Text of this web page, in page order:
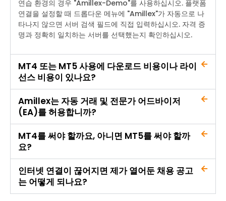
연습 환경의 경우 "Amillex-Demo"를 사용하십시오. 플랫폼
연결을 설정할 때 드롭다운 메뉴에 "Amillex"가 자동으로 나
타나지 않으면 서버 검색 필드에 직접 입력하십시오. 자격 증
명과 정확히 일치하는 서버를 선택했는지 확인하십시오.
MT4 또는 MT5 사용에 다운로드 비용이나 라이
선스 비용이 있나요?
Amillex는 자동 거래 및 전문가 어드바이저
(EA)를 허용합니까?
MT4를 써야 할까요, 아니면 MT5를 써야 할까
요?
인터넷 연결이 끊어지면 제가 열어둔 채용 공고
는 어떻게 되나요?